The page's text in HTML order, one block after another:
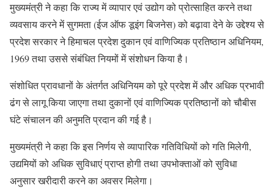
मुख्यमंत्री ने कहा कि राज्य में व्यापार एवं उद्योग को प्रोत्साहित करने तथा
व्यवसाय करने में सुगमता (ईज ऑफ डूइंग बिजनेस) को बढ़ावा देने के उद्देश्य से
प्रदेश सरकार ने हिमाचल प्रदेश दुकान एवं वाणिज्यिक प्रतिष्ठान अधिनियम,
1969 तथा उससे संबंधित नियमों में संशोधन किया है।
संशोधित प्रावधानों के अंतर्गत अधिनियम को पूरे प्रदेश में और अधिक प्रभावी
ढंग से लागू किया जाएगा तथा दुकानों एवं वाणिज्यिक प्रतिष्ठानों को चौबीस
घंटे संचालन की अनुमति प्रदान की गई है।
मुख्यमंत्री ने कहा कि इस निर्णय से व्यापारिक गतिविधियों को गति मिलेगी,
उद्यमियों को अधिक सुविधाएं प्राप्त होगी तथा उपभोक्ताओं को सुविधा
अनुसार खरीदारी करने का अवसर मिलेगा।